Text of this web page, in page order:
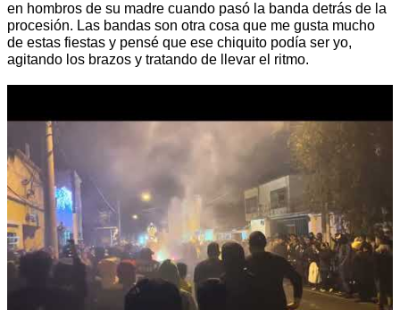
en hombros de su madre cuando pasó la banda detrás de la
procesión. Las bandas son otra cosa que me gusta mucho
de estas fiestas y pensé que ese chiquito podía ser yo,
agitando los brazos y tratando de llevar el ritmo.